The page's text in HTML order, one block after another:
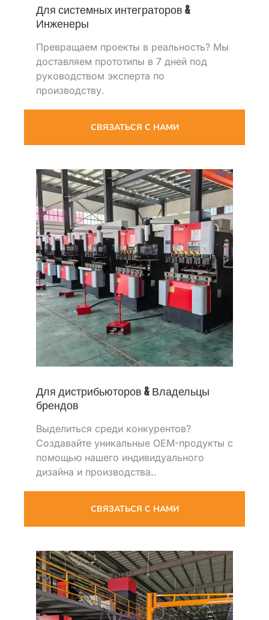
Для системных интеграторов &
Инженеры
Превращаем проекты в реальность? Мы
доставляем прототипы в 7 дней под
руководством эксперта по
производству.
СВЯЗАТЬСЯ С НАМИ
Для дистрибьюторов & Владельцы
брендов
Выделиться среди конкурентов?
Создавайте уникальные OEM-продукты с
помощью нашего индивидуального
дизайна и производства..
СВЯЗАТЬСЯ С НАМИ